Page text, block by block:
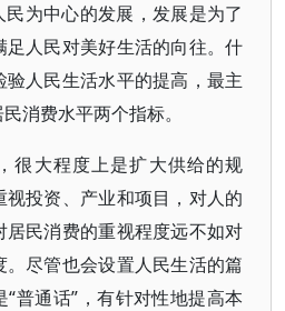
为中心的发展，发展是为了
人民对美好生活的向往。什
人民生活水平的提高，最主
消费水平两个指标。
很大程度上是扩大供给的规
投资、产业和项目，对人的
民消费的重视程度远不如对
尽管也会设置人民生活的篇
普通话”，有针对性地提高本